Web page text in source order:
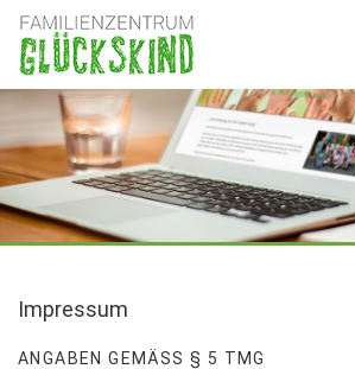
Impressum
ANGABEN GEMÄSS § 5 TMG